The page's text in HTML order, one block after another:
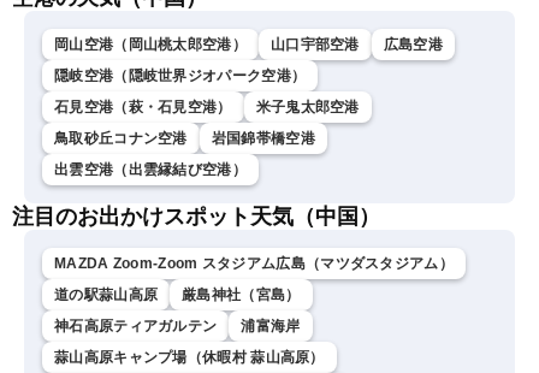
岡山空港（岡山桃太郎空港） 山口宇部空港
広島空港
隠岐空港（隠岐世界ジオパーク空港）
石見空港（萩・石見空港）
米子鬼太郎空港
鳥取砂丘コナン空港
岩国錦帯橋空港
出雲空港（出雲縁結び空港）
注目のお出かけスポット天気（中国）
MAZDA Zoom-Zoom スタジアム広島（マツダスタジアム）
道の駅蒜山高原
厳島神社（宮島）
神石高原ティアガルテン
浦富海岸
蒜山高原キャンプ場（休暇村 蒜山高原）